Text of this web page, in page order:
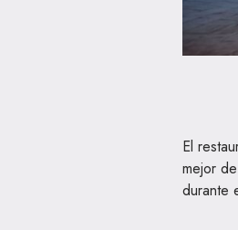
El
mejor
durante